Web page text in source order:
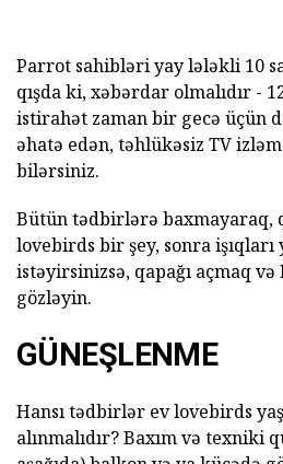
Parrot sahibləri yay lələkli 10
qışda ki, xəbərdar olmalıdır -
istirahət zaman bir gecə üçün
əhatə edən, təhlükəsiz TV
bilərsiniz.
Bütün tədbirlərə baxmayaraq,
lovebirds bir şey, sonra işıqları
istəyirsinizsə, qapağı açmaq
gözləyin.
GÜNEŞLENME
Hansı tədbirlər ev lovebirds
alınmalıdır? Baxım və texniki